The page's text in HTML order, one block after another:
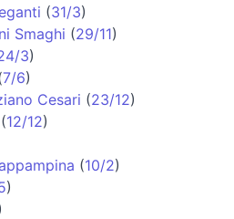
(31/3)
Smaghi (29/11)
3)
7/6)
Cesari (23/12)
(12/12)
(10/2)
)